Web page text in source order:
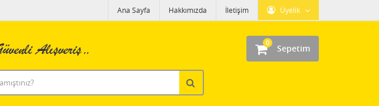
Üyelik
Ana Sayfa Hakkımızda İletişim
Sepetim
0